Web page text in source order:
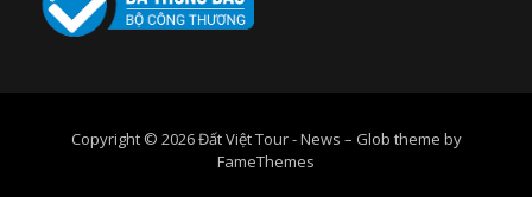
Copyright © 2026 Đất Việt Tour - News – Glob theme by
FameThemes